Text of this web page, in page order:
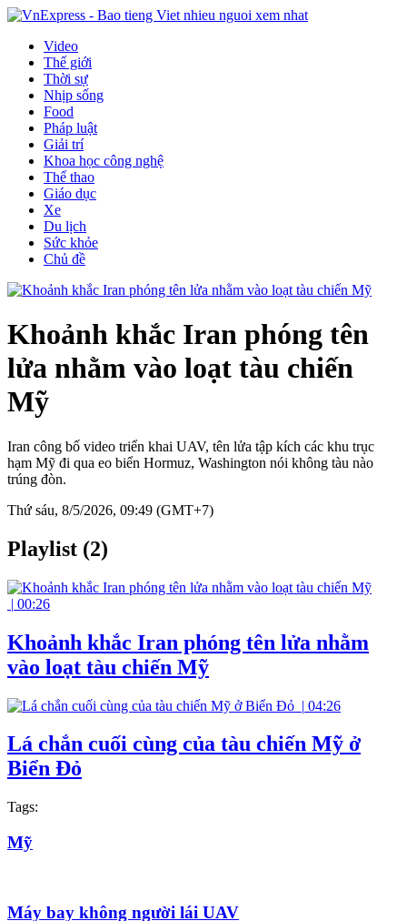
Video
Thế giới
Thời sự
Nhịp sống
Food
Pháp luật
Giải trí
Khoa học công nghệ
Thể thao
Giáo dục
Xe
Du lịch
Sức khỏe
Chủ đề
Khoảnh khắc Iran phóng tên
lửa nhằm vào loạt tàu chiến
Mỹ
Iran công bố video triển khai UAV, tên lửa tập kích các khu trục
hạm Mỹ đi qua eo biển Hormuz, Washington nói không tàu nào
trúng đòn.
Thứ sáu, 8/5/2026, 09:49 (GMT+7)
Playlist (2)
| 00:26
Khoảnh khắc Iran phóng tên lửa nhằm
vào loạt tàu chiến Mỹ
| 04:26
Lá chắn cuối cùng của tàu chiến Mỹ ở
Biển Đỏ
Tags:
Mỹ
Máy bay không người lái UAV